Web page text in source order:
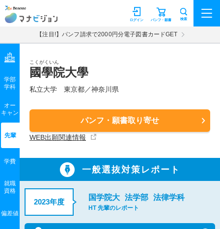
マナビジョン パンフ・願書
ログイン 検索
【注目!】パンフ請求で2000円分電子図書カードGET
こくがくいん
國學院大學
私立大学 東京都／神奈川県
パンフ・願書取り寄せ
WEB出願関連情報
学部
学科
オー
キャン
先輩
学費
就職
資格
偏差値
一般選抜対策レポート
2023年度
国学院大 法学部 法律学科
HT 先輩のレポート